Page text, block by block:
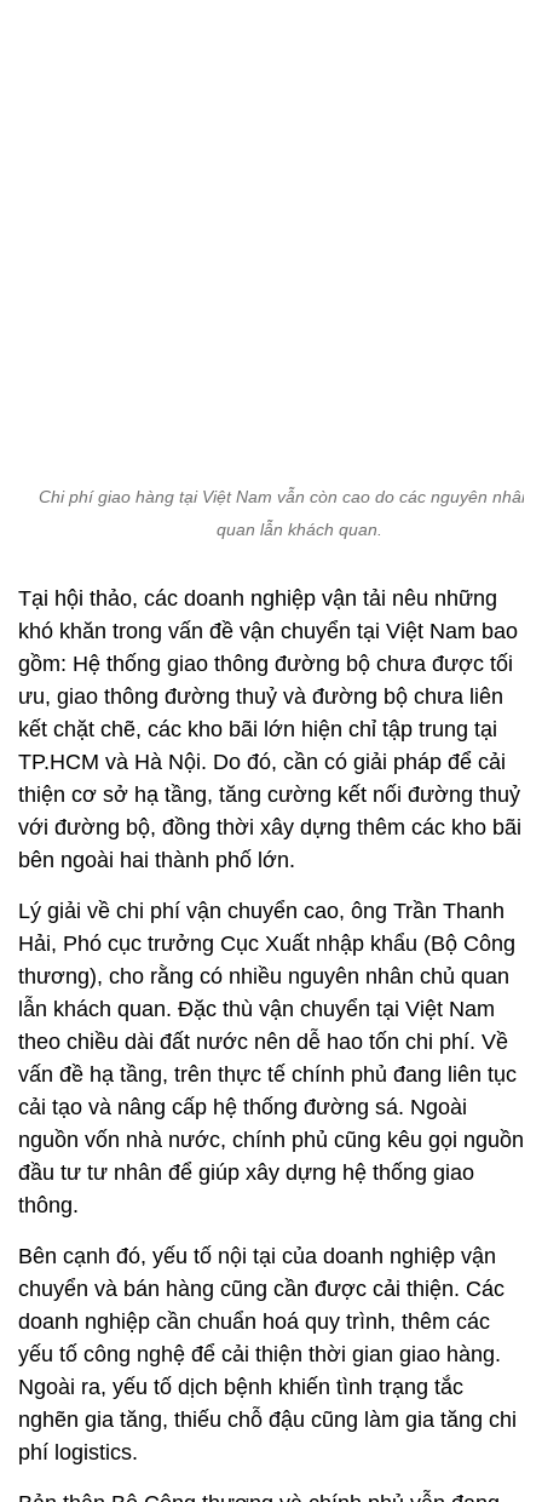
gồm: Hệ thống giao thông đường bộ chưa được tối
ưu, giao thông đường thuỷ và đường bộ chưa liên
thiện cơ sở hạ tầng, tăng cường kết nối đường thuỷ
với đường bộ, đồng thời xây dựng thêm các kho bãi
bên ngoài hai thành phố lớn.
Lý giải về chi phí vận chuyển cao, ông Trần Thanh
Hải, Phó cục trưởng Cục Xuất nhập khẩu (Bộ Công
thương), cho rằng có nhiều nguyên nhân chủ quan
lẫn khách quan. Đặc thù vận chuyển tại Việt Nam
theo chiều dài đất nước nên dễ hao tốn chi phí. Về
cải tạo và nâng cấp hệ thống đường sá. Ngoài
nguồn vốn nhà nước, chính phủ cũng kêu gọi nguồn
đầu tư tư nhân để giúp xây dựng hệ thống giao
thông.
Bên cạnh đó, yếu tố nội tại của doanh nghiệp vận
chuyển và bán hàng cũng cần được cải thiện. Các
doanh nghiệp cần chuẩn hoá quy trình, thêm các
yếu tố công nghệ để cải thiện thời gian giao hàng.
Ngoài ra, yếu tố dịch bệnh khiến tình trạng tắc
phí logistics.
Bản thân Bộ Công thương và chính phủ vẫn đang
nỗ lực giải quyết các vấn đề nhằm tạo môi trường
kinh doanh tốt nhất cho các doanh nghiệp, trong đó
có khối logistics. Ví dụ việc số hoá hệ thống hải
quan đã tác động rất lớn vào chuỗi dịch vụ xuyên
biên giới, gia tăng hiệu quả vào chuỗi cung ứng